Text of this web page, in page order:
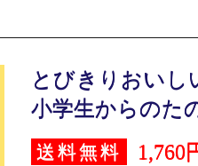
とびきりおいし
小学生からのた
送料無料 1,760